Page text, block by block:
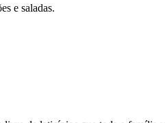
e saladas.